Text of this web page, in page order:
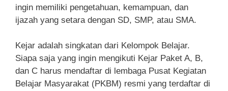
ingin memiliki pengetahuan, kemampuan, dan
ijazah yang setara dengan SD, SMP, atau SMA.
Kejar adalah singkatan dari Kelompok Belajar.
Siapa saja yang ingin mengikuti Kejar Paket A, B,
dan C harus mendaftar di lembaga Pusat Kegiatan
Belajar Masyarakat (PKBM) resmi yang terdaftar di